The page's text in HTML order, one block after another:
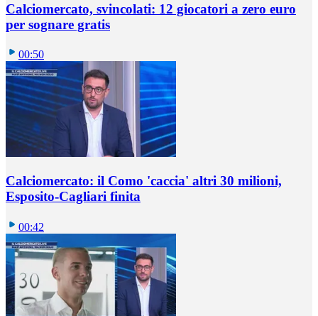
Calciomercato, svincolati: 12 giocatori a zero euro
per sognare gratis
00:50
Calciomercato: il Como 'caccia' altri 30 milioni,
Esposito-Cagliari finita
00:42